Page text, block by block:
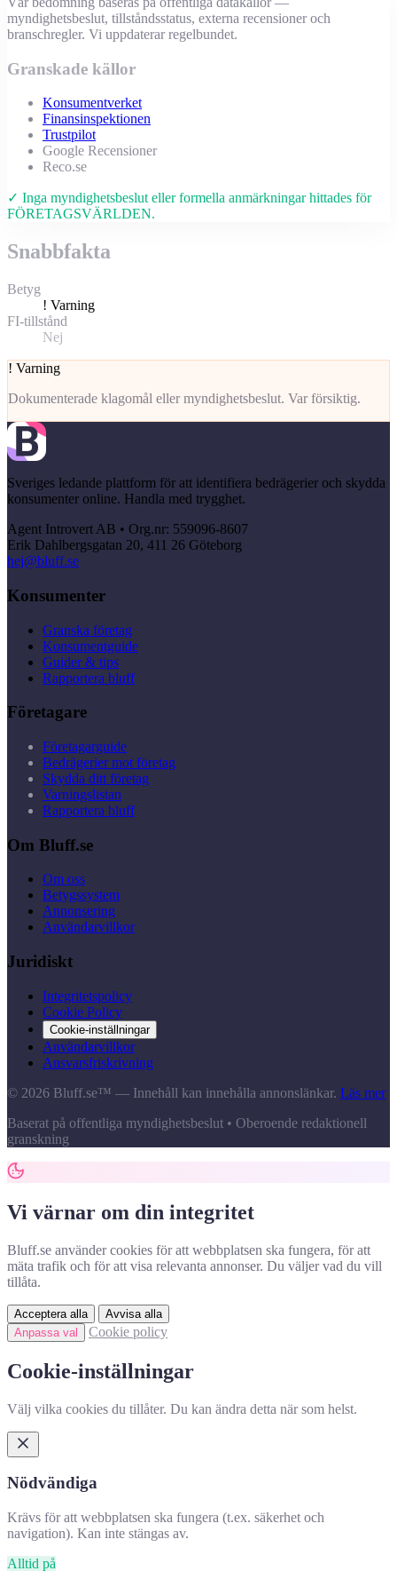
myndighetsbeslut, tillståndsstatus, externa recensioner och
branschregler. Vi uppdaterar regelbundet.
Granskade källor
Konsumentverket
Finansinspektionen
Trustpilot
Google Recensioner
Reco.se
✓ Inga myndighetsbeslut eller formella anmärkningar hittades för
FÖRETAGSVÄRLDEN.
Snabbfakta
Betyg
! Varning
FI-tillstånd
Nej
! Varning
Dokumenterade klagomål eller myndighetsbeslut. Var försiktig.
Sveriges ledande plattform för att identifiera bedrägerier och skydda
konsumenter online. Handla med trygghet.
Agent Introvert AB • Org.nr: 559096-8607
Erik Dahlbergsgatan 20, 411 26 Göteborg
hej@bluff.se
Konsumenter
Granska företag
Konsumentguide
Guider & tips
Rapportera bluff
Företagare
Företagarguide
Bedrägerier mot företag
Skydda ditt företag
Varningslistan
Rapportera bluff
Om Bluff.se
Om oss
Betygssystem
Annonsering
Användarvillkor
Juridiskt
Integritetspolicy
Cookie Policy
Cookie-inställningar
Användarvillkor
Ansvarsfriskrivning
© 2026 Bluff.se™ — Innehåll kan innehålla annonslänkar. Läs mer
Baserat på offentliga myndighetsbeslut • Oberoende redaktionell
granskning
Vi värnar om din integritet
Bluff.se använder cookies för att webbplatsen ska fungera, för att
mäta trafik och för att visa relevanta annonser. Du väljer vad du vill
tillåta.
Acceptera alla
Avvisa alla
Anpassa val
Cookie policy
Cookie-inställningar
Välj vilka cookies du tillåter. Du kan ändra detta när som helst.
Nödvändiga
Krävs för att webbplatsen ska fungera (t.ex. säkerhet och
navigation). Kan inte stängas av.
Alltid på